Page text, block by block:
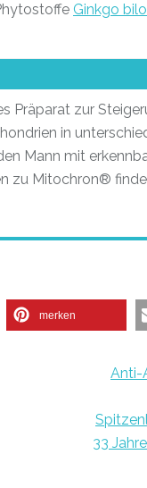
Ginkgo
Präparat zur
in
Mann mit
zu Mitochron®
merken
Anti-
33